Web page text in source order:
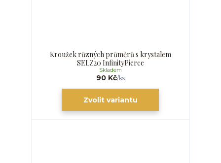
Kroužek různých průměrů s krystalem
SELZ20 InfinityPierce
90 Kč/ks
Skladem
Zvolit variantu